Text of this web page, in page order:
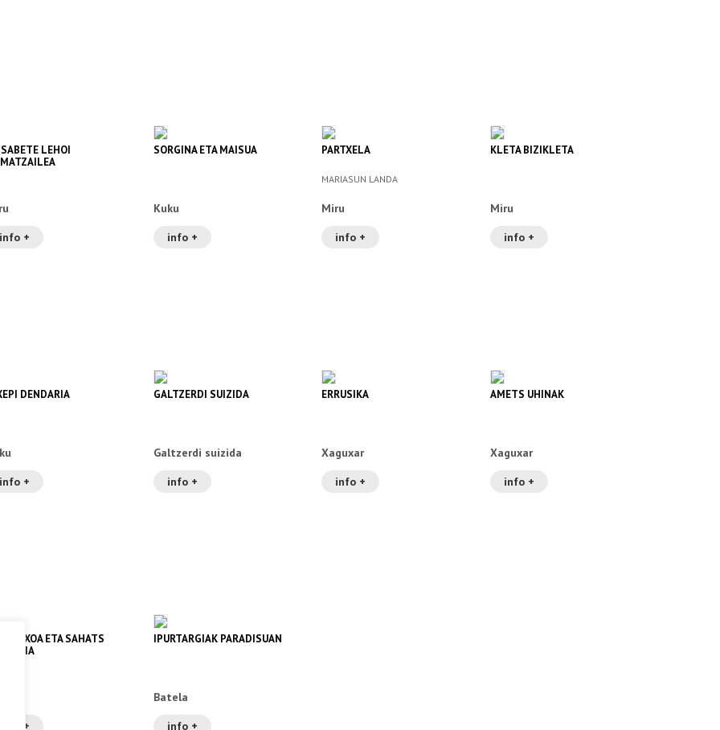
LEHOI
info +
SORGINA ETA MAISUA
Kuku
info +
PARTXELA
MARIASUN LANDA
Miru
info +
KLETA BIZIKLETA
Miru
info +
DENDARIA
info +
GALTZERDI SUIZIDA
Galtzerdi suizida
info +
ERRUSIKA
Xaguxar
info +
AMETS UHINAK
Xaguxar
info +
ETA SAHATS
info +
IPURTARGIAK PARADISUAN
Batela
info +